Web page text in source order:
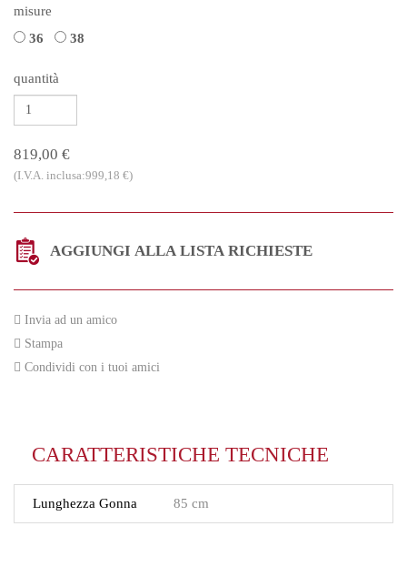
misure
36
38
quantità
819,00 €
(I.V.A. inclusa:999,18 €)
AGGIUNGI ALLA LISTA RICHIESTE
Invia ad un amico
Stampa
Condividi con i tuoi amici
CARATTERISTICHE TECNICHE
Lunghezza Gonna 85 cm